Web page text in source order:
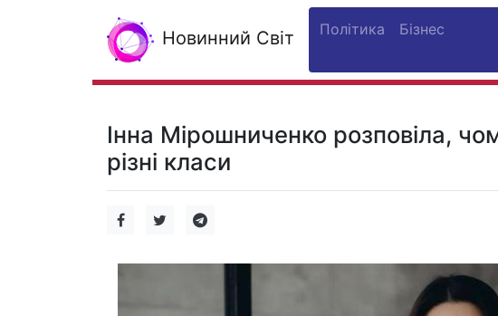
Новинний Світ Політика Бізнес
Інна Мірошниченко розповіла,
різні класи